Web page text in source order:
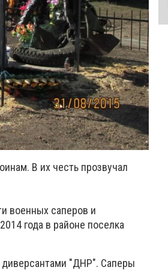
В их честь прозвучал
военных саперов и
года в районе поселка
"ДНР". Саперы